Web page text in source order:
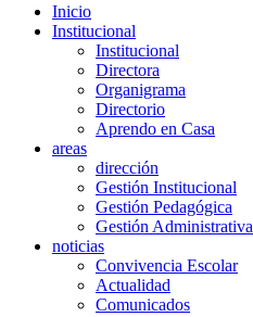
Inicio
Institucional
Institucional
Directora
Organigrama
Directorio
Aprendo en Casa
areas
dirección
Gestión Institucional
Gestión Pedagógica
Gestión Administrativa
noticias
Convivencia Escolar
Actualidad
Comunicados